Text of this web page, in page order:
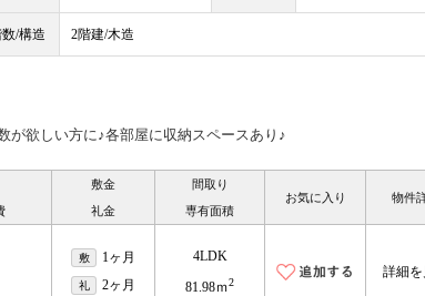
数/構造 2階建/木造
が欲しい方に♪各部屋に収納スペースあり♪
敷金
礼金
間取り
専有面積
お気に入り 物件
敷 1ヶ月
礼 2ヶ月
4LDK
81.98ｍ2
詳細を